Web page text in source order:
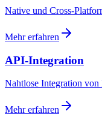
Native und Cross-
Mehr erfahren
API-Integration
Nahtlose Integration
Mehr erfahren